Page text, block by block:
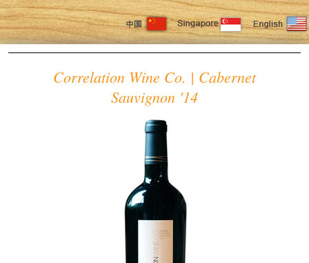
Correlation Wine Co. | Cabernet
Sauvignon '14